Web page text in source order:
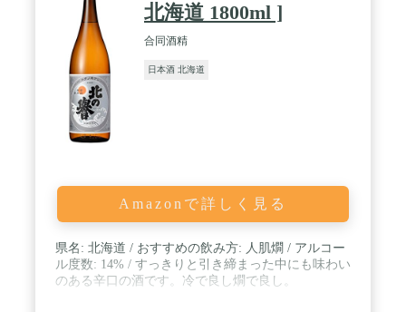
北海道 1800ml ]
合同酒精
日本酒 北海道
Amazonで詳しく見る
県名: 北海道 / おすすめの飲み方: 人肌燗 / アルコー
ル度数: 14% / すっきりと引き締まった中にも味わい
のある辛口の酒です。冷で良し燗で良し。